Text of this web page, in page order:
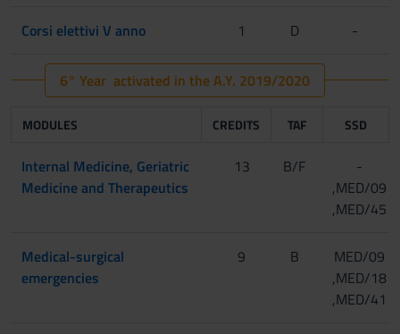
Corsi elettivi V anno 1 D -
6° Year activated in the A.Y. 2019/2020
MODULES CREDITS TAF SSD
Internal Medicine, Geriatric
Medicine and Therapeutics
13 B/F
-
,MED/09
,MED/45
Medical-surgical
emergencies
9 B
MED/09
,MED/18
,MED/41